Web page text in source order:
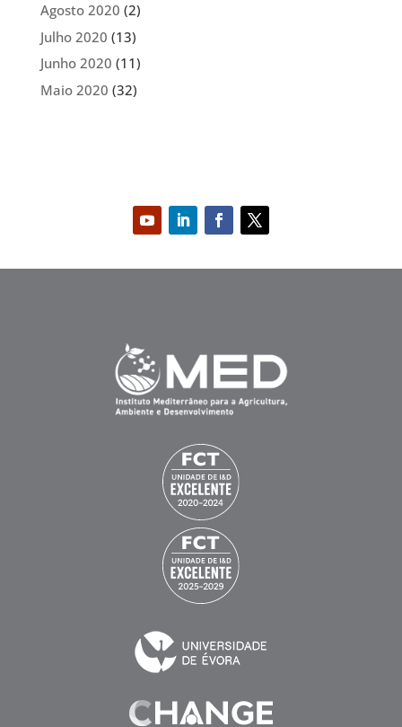
Agosto 2020 (2)
Julho 2020 (13)
Junho 2020 (11)
Maio 2020 (32)